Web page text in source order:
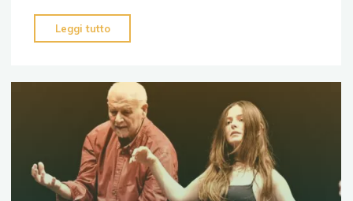
Leggi tutto
movimento
parole
6
–
Spazio
Teatro
Faber"